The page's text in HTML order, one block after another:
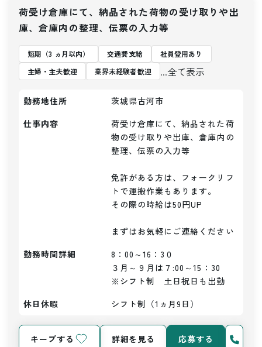
荷受け倉庫にて、納品された荷物の受け取りや出
庫、倉庫内の整理、伝票の入力等
短期（3 ヵ月以内） 交通費支給
社員登用あり
主婦・主夫歓迎
業界未経験者歓迎 ...全て表示
勤務地住所
茨城県古河市
仕事内容
荷受け倉庫にて、納品された荷
物の受け取りや出庫、倉庫内の
整理、伝票の入力等
免許がある方は、フォークリフ
トで運搬作業もあります。
その際の時給は50円UP
まずはお気軽にご連絡ください
勤務時間詳細
8：00～16：3０
３月～９月は７:00～15：30
※シフト制　土日祝日も出勤
休日休暇
シフト制（1ヵ月9日）
キープする 詳細を見る 応募する